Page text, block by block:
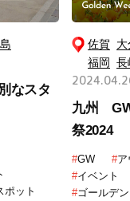
なスタ
ポット
佐賀
福岡
九州
祭2024
#GW #ア
#イベント
#ゴールデ